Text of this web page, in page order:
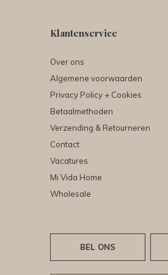
Klantenservice
Over ons
Algemene voorwaarden
Privacy Policy + Cookies
Betaalmethoden
Verzending & Retourneren
Contact
Vacatures
Mi Vida Home
Wholesale
BEL ONS